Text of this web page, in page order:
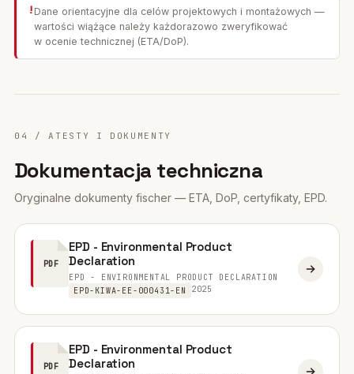
! Dane orientacyjne dla celów projektowych i montażowych —
wartości wiążące należy każdorazowo zweryfikować
w ocenie technicznej (ETA/DoP).
04 / ATESTY I DOKUMENTY
Dokumentacja techniczna
Oryginalne dokumenty fischer — ETA, DoP, certyfikaty, EPD.
PDF
EPD - Environmental Product
Declaration
EPD - ENVIRONMENTAL PRODUCT DECLARATION
EPD-KIWA-EE-000431-EN
2025
PDF
EPD - Environmental Product
Declaration